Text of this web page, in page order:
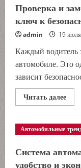
Проверка и
ключ к
admin 19
Каждый водитель
автомобиле. Это
зависит
Читать далее
и
—
Автомобильные
Система
удобство и